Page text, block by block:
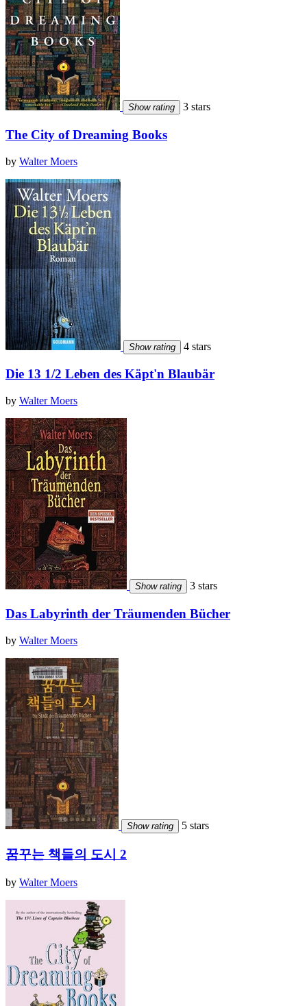
Show rating 3 stars
The City of Dreaming Books
by Walter Moers
Show rating 4 stars
Die 13 1/2 Leben des Käpt'n Blaubär
by Walter Moers
Show rating 3 stars
Das Labyrinth der Träumenden Bücher
by Walter Moers
Show rating 5 stars
꿈꾸는 책들의 도시 2
by Walter Moers